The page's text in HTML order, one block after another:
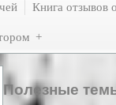
Книга отзывов
Полезные